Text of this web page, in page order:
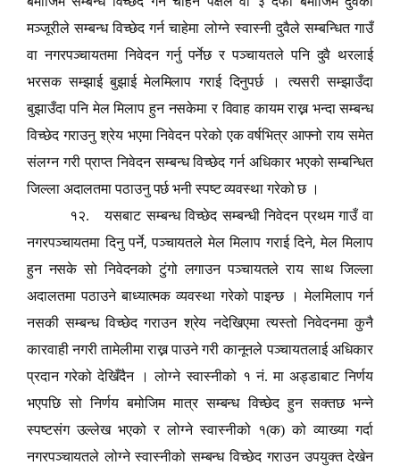
मञ्जूरीले सम्बन्ध विच्छेद गर्न चाहेमा लोग्ने स्वास्नी दुवैले सम्बन्धित गाउँ
वा नगरपञ्चायतमा निवेदन गर्नु पर्नेछ र पञ्चायतले पनि दुवै थरलाई
भरसक सम्झाई बुझाई मेलमिलाप गराई दिनुपर्छ । त्यसरी सम्झाउँदा
बुझाउँदा पनि मेल मिलाप हुन नसकेमा र विवाह कायम राख्न भन्दा सम्बन्ध
विच्छेद गराउनु श्रेय भएमा निवेदन परेको एक वर्षभित्र आफ्नो राय समेत
संलग्न गरी प्राप्त निवेदन सम्बन्ध विच्छेद गर्न अधिकार भएको सम्बन्धित
जिल्ला अदालतमा पठाउनु पर्छ भनी स्पष्ट व्यवस्था गरेको छ ।
१२.
यसबाट सम्बन्ध विच्छेद सम्बन्धी निवेदन प्रथम गाउँ वा
नगरपञ्चायतमा दिनु पर्ने,पञ्चायतले मेल मिलाप गराई दिने,मेल मिलाप
हुन नसके सो निवेदनको टुंगो लगाउन पञ्चायतले राय साथ जिल्ला
अदालतमा पठाउने बाध्यात्मक व्यवस्था गरेको पाइन्छ । मेलमिलाप गर्न
नसकी सम्बन्ध विच्छेद गराउन श्रेय नदेखिएमा त्यस्तो निवेदनमा कुनै
कारवाही नगरी तामेलीमा राख्न पाउने गरी कानूनले पञ्चायतलाई अधिकार
प्रदान गरेको देखिँदैन । लोग्ने स्वास्नीको १ नं. मा अड्डाबाट निर्णय
भएपछि सो निर्णय बमोजिम मात्र सम्बन्ध विच्छेद हुन सक्तछ भन्ने
स्पष्टसंग उल्लेख भएको र लोग्ने स्वास्नीको १(क) को व्याख्या गर्दा
नगरपञ्चायतले लोग्ने स्वास्नीको सम्बन्ध विच्छेद गराउन उपयुक्त देखेन